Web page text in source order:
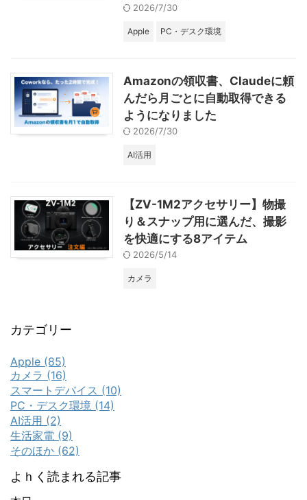
2026/7/30
Apple PC・デスク環境
Amazonの領収書、Claudeに頼
んだら月ごとに自動取得できる
ようになりました
2026/7/30
AI活用
【ZV-1M2アクセサリー】物撮
り＆スナップ用に選んだ、撮影
を快適にする8アイテム
2026/5/14
カメラ
カテゴリー
Apple (85)
カメラ (16)
スマートデバイス (10)
PC・デスク環境 (14)
AI活用 (2)
生活家電 (9)
そのほか (62)
よｈく読まれる記事